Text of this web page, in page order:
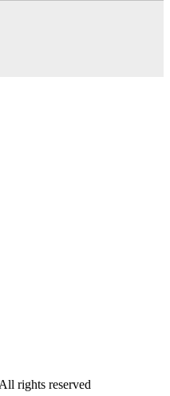
rights reserved